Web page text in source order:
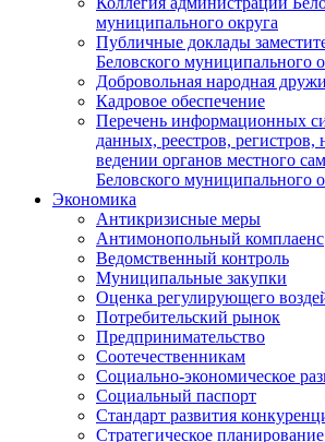
муниципального округа
Публичные доклады
Беловского муниципального
Добровольная народная
Кадровое обеспечение
Перечень информационных
данных, реестров, регистров,
ведении органов местного
Беловского муниципального
Экономика
Антикризисные меры
Антимонопольный комплаенс
Ведомственный контроль
Муниципальные закупки
Оценка регулирующего
Потребительский рынок
Предпринимательство
Соотечественникам
Социально-экономическое
Социальный паспорт
Стандарт развития
Стратегическое планирование